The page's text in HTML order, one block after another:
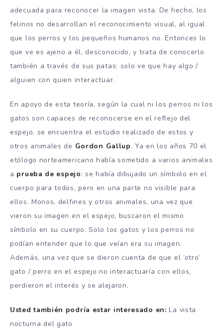
adecuada para reconocer la imagen vista. De hecho, los
felinos no desarrollan el reconocimiento visual, al igual
que los perros y los pequeños humanos no. Entonces lo
que ve es ajeno a él, desconocido, y trata de conocerlo
también a través de sus patas: solo ve que hay algo /
alguien con quien interactuar.
En apoyo de esta teoría, según la cual ni los perros ni los
gatos son capaces de reconocerse en el reflejo del
espejo, se encuentra el estudio realizado de estos y
otros animales de Gordon Gallup. Ya en los años 70 el
etólogo norteamericano había sometido a varios animales
a prueba de espejo: se había dibujado un símbolo en el
cuerpo para todos, pero en una parte no visible para
ellos. Monos, delfines y otros animales, una vez que
vieron su imagen en el espejo, buscaron el mismo
símbolo en su cuerpo. Solo los gatos y los perros no
podían entender que lo que veían era su imagen.
Además, una vez que se dieron cuenta de que el ‘otro’
gato / perro en el espejo no interactuaría con ellos,
perdieron el interés y se alejaron.
Usted también podría estar interesado en: La vista
nocturna del gato